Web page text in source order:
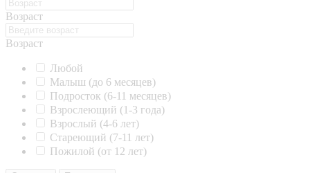
Возраст
Возраст
Любой
Малыш (до 6 месяцев)
Подросток (6-11 месяцев)
Взрослеющий (1-3 года)
Взрослый (4-6 лет)
Стареющий (7-11 лет)
Пожилой (от 12 лет)